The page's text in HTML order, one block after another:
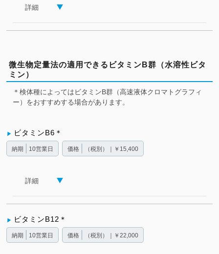
詳細
微生物定量法の適用できるビタミンB群（水溶性ビタ
ミン）
＊検体種によってはビタミンB群（高速液体クロマトグラフィ
ー）をおすすめする場合があります。
ビタミンB6＊
納期 10営業日 価格 （税別）｜￥15,400
詳細
ビタミンB12＊
納期 10営業日 価格 （税別）｜￥22,000